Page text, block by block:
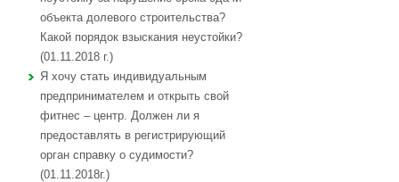
объекта долевого строительства?
Какой порядок взыскания неустойки?
(01.11.2018 г.)
Я хочу стать индивидуальным
предпринимателем и открыть свой
фитнес – центр. Должен ли я
предоставлять в регистрирующий
орган справку о судимости?
(01.11.2018г.)